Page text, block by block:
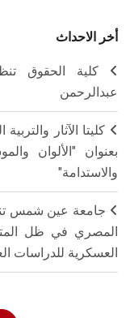
أخر الاحداث
كلية الحقوق
عبدالرحمن
كليتا الآثار
بعنوان "الألوان
والاستدامة"
جامعة عين شمس
المصري في ظل
العسكرية للدراسات